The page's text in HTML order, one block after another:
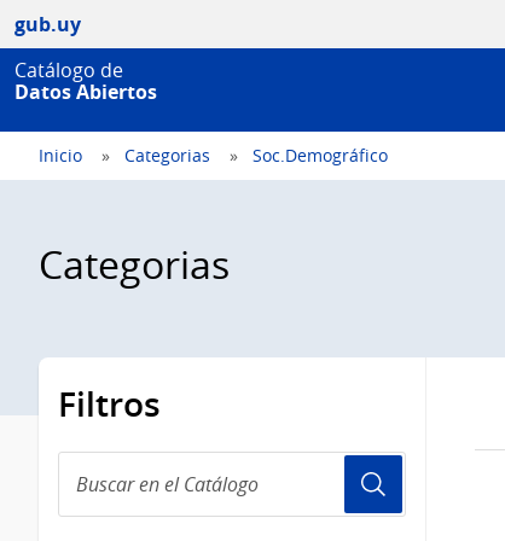
gub.uy
Catálogo de
Datos Abiertos
Inicio Categorias Soc.Demográfico
Categorias
Filtros
en
el